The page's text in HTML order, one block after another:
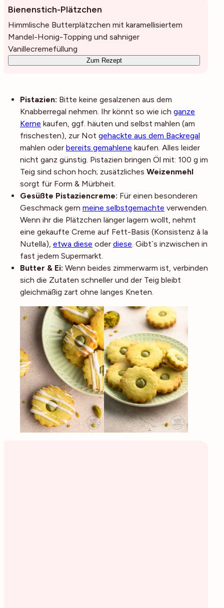
Bienenstich-Plätzchen
Himmlische Butterplätzchen mit karamellisiertem
Mandel-Honig-Topping und sahniger
Vanillecremefüllung
Zum Rezept
Pistazien: Bitte keine gesalzenen aus dem
Knabberregal nehmen. Ihr könnt so wie ich ganze
Kerne kaufen, ggf. häuten und selbst mahlen (am
frischesten), zur Not gehackte aus dem Backregal
mahlen oder bereits gemahlene kaufen. Alles leider
nicht ganz günstig. Pistazien bringen Öl mit: 100 g im
Teig sind schon hoch; zusätzliches Weizenmehl
sorgt für Form & Mürbheit.
Gesüßte Pistaziencreme: Für einen besonderen
Geschmack gern meine selbstgemachte verwenden.
Wenn ihr die Plätzchen länger lagern wollt, nehmt
eine gekaufte Creme auf Fett-Basis (Konsistenz à la
Nutella), etwa diese oder diese. Gibt´s inzwischen in
fast jedem Supermarkt.
Butter & Ei: Wenn beides zimmerwarm ist, verbinden
sich die Zutaten schneller und der Teig bleibt
gleichmäßig zart ohne langes Kneten.